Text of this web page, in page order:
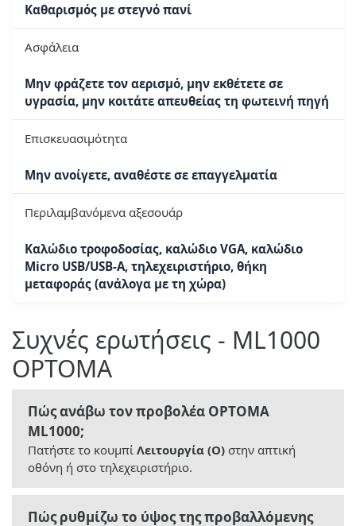
Καθαρισμός με στεγνό πανί
Ασφάλεια
Μην φράζετε τον αερισμό, μην εκθέτετε σε
υγρασία, μην κοιτάτε απευθείας τη φωτεινή πηγή
Επισκευασιμότητα
Μην ανοίγετε, αναθέστε σε επαγγελματία
Περιλαμβανόμενα αξεσουάρ
Καλώδιο τροφοδοσίας, καλώδιο VGA, καλώδιο
Micro USB/USB-A, τηλεχειριστήριο, θήκη
μεταφοράς (ανάλογα με τη χώρα)
Συχνές ερωτήσεις - ML1000
OPTOMA
Πώς ανάβω τον προβολέα OPTOMA
ML1000;
Πατήστε το κουμπί Λειτουργία (O) στην απτική
οθόνη ή στο τηλεχειριστήριο.
Πώς ρυθμίζω το ύψος της προβαλλόμενης